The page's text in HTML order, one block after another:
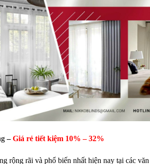
–Giá rẻ tiết kiệm 10% – 32%
rộng rãi và phổ biến nhất hiện nay tại các